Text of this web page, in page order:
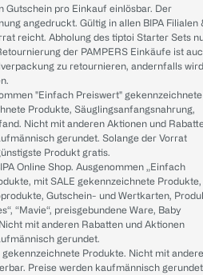
Gutschein pro Einkauf einlösbar. Der
angedruckt. Gültig in allen BIPA Filialen
reicht. Abholung des tiptoi Starter Sets
der PAMPERS Einkäufe ist
zu retournieren, andernfalls wird
"Einfach Preiswert" gekennzeichnete
Produkte, Säuglingsanfangsnahrung,
Nicht mit anderen Aktionen und
gerundet. Solange der Vorrat
Produkt gratis.
Online Shop. Ausgenommen „Einfach
mit SALE gekennzeichnete Produkte,
Gutschein- und Wertkarten,
“Mavie“, preisgebundene Ware, Baby
mit anderen Rabatten und Aktionen
gerundet.
gekennzeichnete Produkte. Nicht mit
Preise werden kaufmännisch